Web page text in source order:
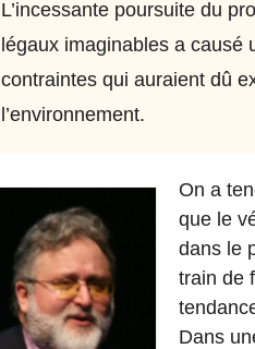
L’incessante poursuite du
légaux imaginables a causé
contraintes qui auraient dû
l’environnement.
On a
que le
dans le
train de
Dans